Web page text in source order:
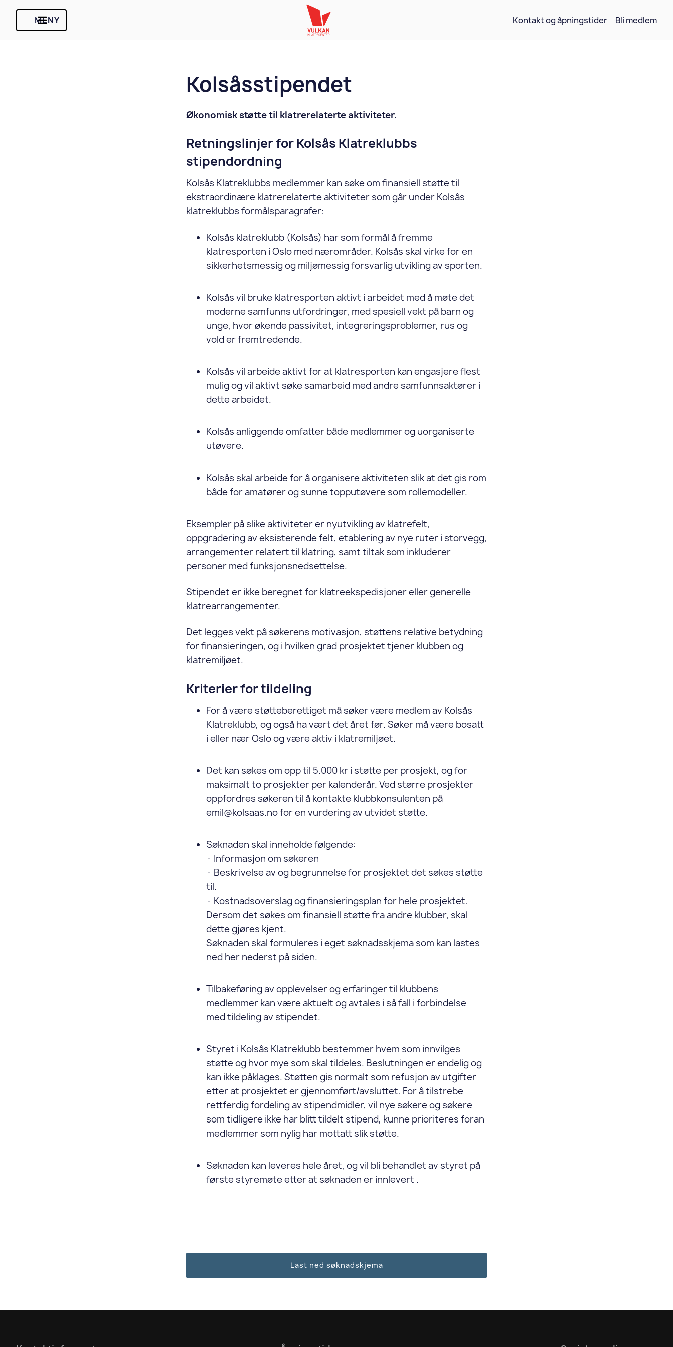
MENY Kontakt og åpningstider Bli medlem
Kolsåsstipendet
Økonomisk støtte til klatrerelaterte aktiviteter.
Retningslinjer for Kolsås Klatreklubbs
stipendordning
Kolsås Klatreklubbs medlemmer kan søke om finansiell støtte til
ekstraordinære klatrerelaterte aktiviteter som går under Kolsås
klatreklubbs formålsparagrafer:
Kolsås klatreklubb (Kolsås) har som formål å fremme
klatresporten i Oslo med nærområder. Kolsås skal virke for en
sikkerhetsmessig og miljømessig forsvarlig utvikling av sporten.
Kolsås vil bruke klatresporten aktivt i arbeidet med å møte det
moderne samfunns utfordringer, med spesiell vekt på barn og
unge, hvor økende passivitet, integreringsproblemer, rus og
vold er fremtredende.
Kolsås vil arbeide aktivt for at klatresporten kan engasjere flest
mulig og vil aktivt søke samarbeid med andre samfunnsaktører i
dette arbeidet.
Kolsås anliggende omfatter både medlemmer og uorganiserte
utøvere.
Kolsås skal arbeide for å organisere aktiviteten slik at det gis rom
både for amatører og sunne topputøvere som rollemodeller.
Eksempler på slike aktiviteter er nyutvikling av klatrefelt,
oppgradering av eksisterende felt, etablering av nye ruter i storvegg,
arrangementer relatert til klatring, samt tiltak som inkluderer
personer med funksjonsnedsettelse.
Stipendet er ikke beregnet for klatreekspedisjoner eller generelle
klatrearrangementer.
Det legges vekt på søkerens motivasjon, støttens relative betydning
for finansieringen, og i hvilken grad prosjektet tjener klubben og
klatremiljøet.
Kriterier for tildeling
For å være støtteberettiget må søker være medlem av Kolsås
Klatreklubb, og også ha vært det året før. Søker må være bosatt
i eller nær Oslo og være aktiv i klatremiljøet.
Det kan søkes om opp til 5.000 kr i støtte per prosjekt, og for
maksimalt to prosjekter per kalenderår. Ved større prosjekter
oppfordres søkeren til å kontakte klubbkonsulenten på
emil@kolsaas.no for en vurdering av utvidet støtte.
Søknaden skal inneholde følgende:
· Informasjon om søkeren
· Beskrivelse av og begrunnelse for prosjektet det søkes støtte
til.
· Kostnadsoverslag og finansieringsplan for hele prosjektet.
Dersom det søkes om finansiell støtte fra andre klubber, skal
dette gjøres kjent.
Søknaden skal formuleres i eget søknadsskjema som kan lastes
ned her nederst på siden.
Tilbakeføring av opplevelser og erfaringer til klubbens
medlemmer kan være aktuelt og avtales i så fall i forbindelse
med tildeling av stipendet.
Styret i Kolsås Klatreklubb bestemmer hvem som innvilges
støtte og hvor mye som skal tildeles. Beslutningen er endelig og
kan ikke påklages. Støtten gis normalt som refusjon av utgifter
etter at prosjektet er gjennomført/avsluttet. For å tilstrebe
rettferdig fordeling av stipendmidler, vil nye søkere og søkere
som tidligere ikke har blitt tildelt stipend, kunne prioriteres foran
medlemmer som nylig har mottatt slik støtte.
Søknaden kan leveres hele året, og vil bli behandlet av styret på
første styremøte etter at søknaden er innlevert .
Last ned søknadskjema